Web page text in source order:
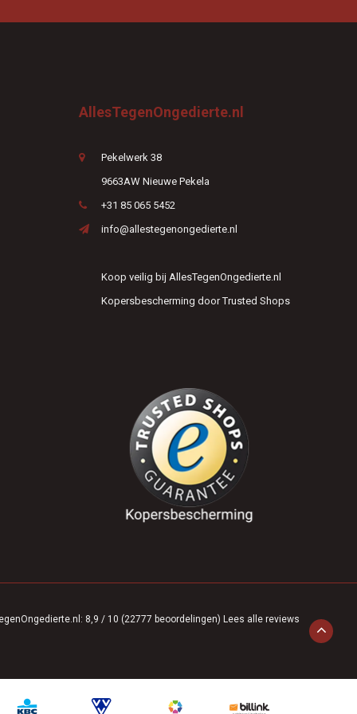
AllesTegenOngedierte.nl
Pekelwerk 38
9663AW Nieuwe Pekela
+31 85 065 5452
info@allestegenongedierte.nl
Koop veilig bij AllesTegenOngedierte.nl
Kopersbescherming door Trusted Shops
: 8,9 / 10 (22777 beoordelingen) Lees alle reviews